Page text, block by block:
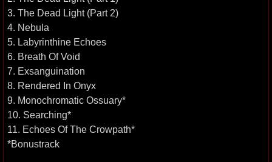
3. The Dead Light (Part 2)
4. Nebula
5. Labyrinthine Echoes
6. Breath Of Void
7. Exsanguination
8. Rendered In Onyx
9. Monochromatic Ossuary*
10. Searching*
11. Echoes Of The Crowpath*
*Bonustrack